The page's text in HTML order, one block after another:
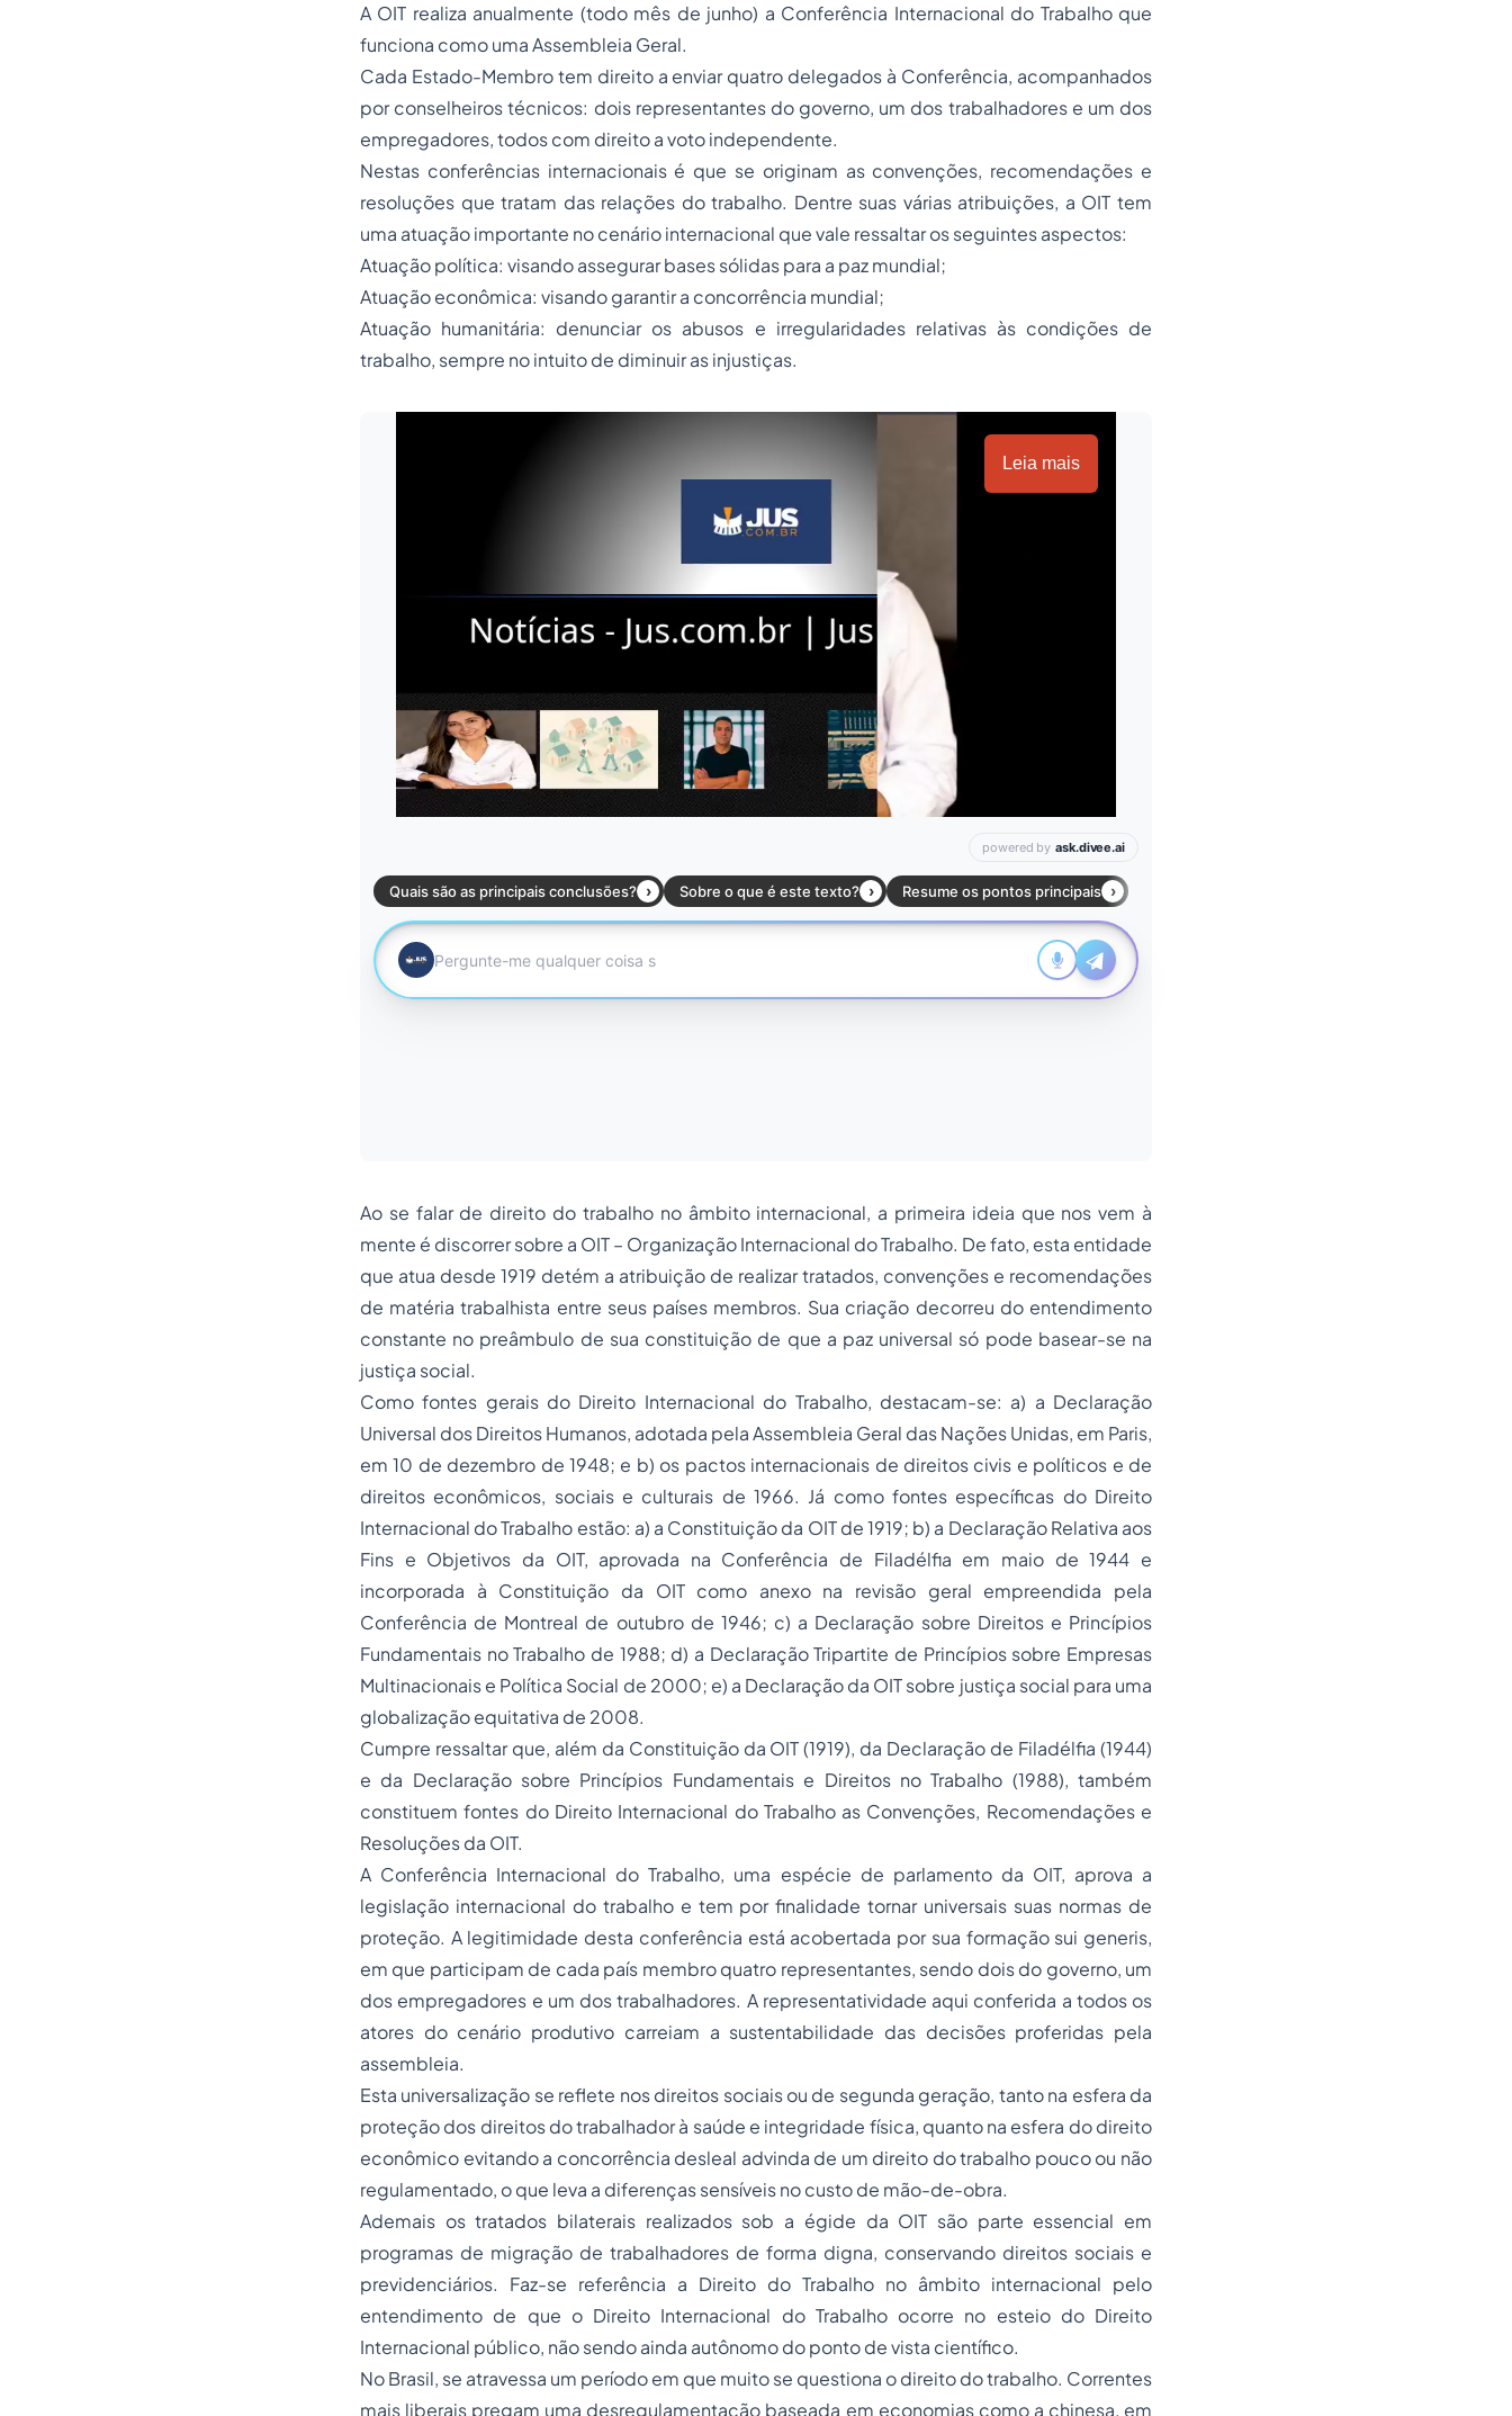
A OIT realiza anualmente (todo mês de junho) a Conferência Internacional do Trabalho que
funciona como uma Assembleia Geral.
Cada Estado-Membro tem direito a enviar quatro delegados à Conferência, acompanhados
por conselheiros técnicos: dois representantes do governo, um dos trabalhadores e um dos
empregadores, todos com direito a voto independente.
Nestas conferências internacionais é que se originam as convenções, recomendações e
resoluções que tratam das relações do trabalho. Dentre suas várias atribuições, a OIT tem
uma atuação importante no cenário internacional que vale ressaltar os seguintes aspectos:
Atuação política: visando assegurar bases sólidas para a paz mundial;
Atuação econômica: visando garantir a concorrência mundial;
Atuação humanitária: denunciar os abusos e irregularidades relativas às condições de
trabalho, sempre no intuito de diminuir as injustiças.
Leia mais
Ao se falar de direito do trabalhono âmbito internacional, a primeira ideia que nos vem à
mente é discorrer sobre a OIT – Organização Internacional do Trabalho. De fato, esta entidade
que atua desde 1919 detém a atribuição de realizar tratados, convenções e recomendações
de matéria trabalhista entre seus países membros. Sua criação decorreu do entendimento
constante no preâmbulo de sua constituição de que a paz universal só pode basear-se na
justiça social.
Como fontes gerais do Direito Internacional do Trabalho, destacam-se: a) a Declaração
Universal dosDireitos Humanos, adotada pela Assembleia Geral das Nações Unidas, em Paris,
em 10 de dezembro de 1948; e b) os pactos internacionais de direitos civis e políticos e de
direitos econômicos, sociais e culturais de 1966. Já como fontes específicas do Direito
Internacional do Trabalho estão: a) a Constituição da OIT de 1919; b) a Declaração Relativa aos
Fins e Objetivos da OIT, aprovada na Conferência de Filadélfia em maio de 1944 e
incorporada à Constituição da OIT como anexo na revisão geral empreendida pela
Conferência de Montreal de outubro de 1946; c) a Declaração sobre Direitos e Princípios
Fundamentais no Trabalho de 1988; d) a Declaração Tripartite de Princípios sobre Empresas
Multinacionais e Política Social de 2000; e) a Declaração da OIT sobre justiça social para uma
globalização equitativa de 2008.
Cumpre ressaltar que, além da Constituição da OIT (1919), da Declaração de Filadélfia (1944)
e da Declaração sobre Princípios Fundamentais e Direitos no Trabalho (1988), também
constituem fontes do Direito Internacional do Trabalho as Convenções, Recomendações e
Resoluções da OIT.
A Conferência Internacional do Trabalho, uma espécie de parlamento da OIT, aprova a
legislação internacional do trabalho e tem por finalidade tornar universais suas normas de
proteção. A legitimidade desta conferência está acobertada por sua formação sui generis,
em que participam de cada país membro quatro representantes, sendo dois do governo, um
dos empregadores e um dos trabalhadores. A representatividade aqui conferida a todos os
atores do cenário produtivo carreiam a sustentabilidade das decisões proferidas pela
assembleia.
Esta universalização se reflete nos direitos sociais ou de segunda geração, tanto na esfera da
proteção dos direitos do trabalhador à saúde e integridade física, quanto na esfera do direito
econômico evitando a concorrência desleal advinda de um direito do trabalho pouco ou não
regulamentado, o que leva a diferenças sensíveis no custo de mão-de-obra.
Ademais os tratados bilaterais realizados sob a égide da OIT são parte essencial em
programas de migração de trabalhadores de forma digna, conservando direitos sociais e
previdenciários. Faz-se referência a Direito do Trabalho no âmbito internacional pelo
entendimento de que o Direito Internacional do Trabalho ocorre no esteio do Direito
Internacional público, não sendo ainda autônomo do ponto de vista científico.
No Brasil, se atravessa um período em que muito se questiona o direito do trabalho. Correntes
mais liberais pregam uma desregulamentação baseada em economias como a chinesa, em